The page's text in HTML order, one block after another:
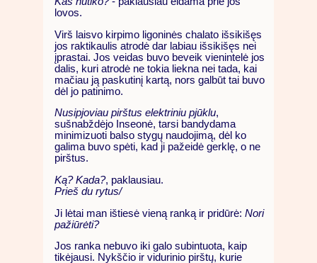
lovos.
Virš laisvo kirpimo ligoninės chalato išsikišęs
jos raktikaulis atrodė dar labiau išsikišęs nei
įprastai. Jos veidas buvo beveik vienintelė jos
dalis, kuri atrodė ne tokia liekna nei tada, kai
mačiau ją paskutinį kartą, nors galbūt tai buvo
dėl jo patinimo.
Nusipjoviau pirštus elektriniu pjūklu,
sušnabždėjo Inseonė, tarsi bandydama
minimizuoti balso stygų naudojimą, dėl ko
galima buvo spėti, kad ji pažeidė gerklę, o ne
pirštus.
Ką? Kada?, paklausiau.
Prieš du rytus/
Ji lėtai man ištiesė vieną ranką ir pridūrė: Nori
pažiūrėti?
Jos ranka nebuvo iki galo subintuota, kaip
tikėjausi. Nykščio ir vidurinio pirštų, kurie